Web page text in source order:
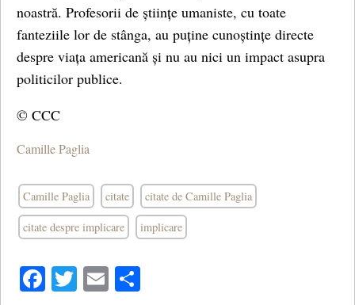
noastră. Profesorii de științe umaniste, cu toate
fanteziile lor de stânga, au puține cunoștințe directe
despre viața americană și nu au nici un impact asupra
politicilor publice.
© CCC
Camille Paglia
Camille Paglia citate citate de Camille Paglia
citate despre implicare implicare
Facebook
Twitter
Email